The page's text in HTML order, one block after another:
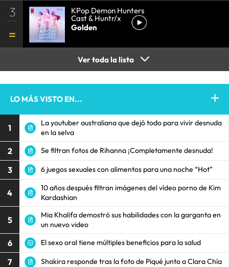
3 KPop Demon Hunters
Cast & Huntr/x
Golden
Ver toda la lista
LO MÁS VISTO EN...
1
La youtuber australiana que dejó todo para vivir desnuda
en la selva
2 Se filtran fotos de Rihanna ¡Completamente desnuda!
3 6 juegos sexuales con alimentos para una noche “Hot”
4
10 años después filtran imágenes del vídeo porno de Kim
Kardashian
5
Mia Khalifa demostró sus habilidades con la garganta en
un nuevo video
6 El sexo oral tiene múltiples beneficios para la salud
7 Shakira responde tras la foto de Piqué junto a Clara Chía